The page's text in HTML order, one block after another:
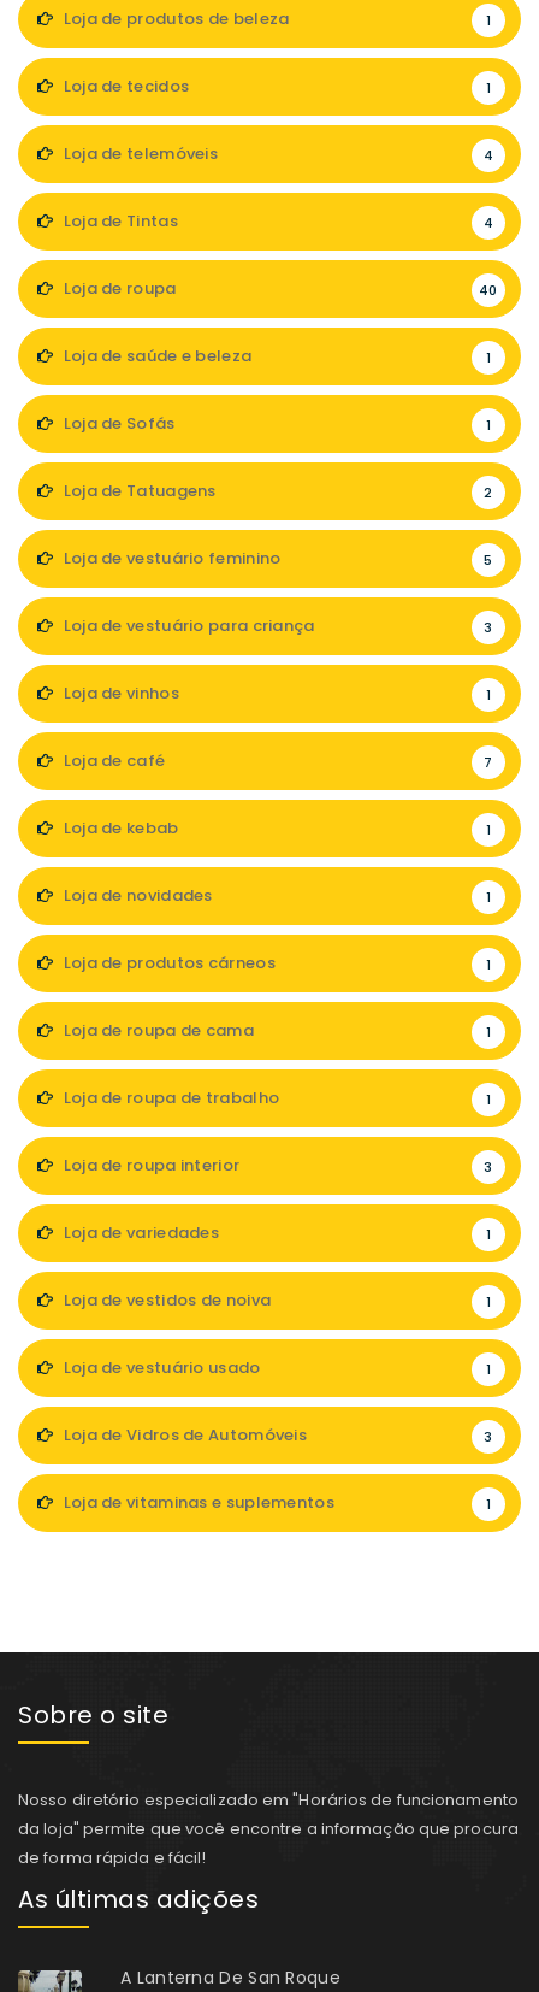
Loja de produtos de beleza 1
Loja de tecidos 1
Loja de telemóveis 4
Loja de Tintas 4
Loja de roupa 40
Loja de saúde e beleza 1
Loja de Sofás 1
Loja de Tatuagens 2
Loja de vestuário feminino 5
Loja de vestuário para criança 3
Loja de vinhos 1
Loja de café 7
Loja de kebab 1
Loja de novidades 1
Loja de produtos cárneos 1
Loja de roupa de cama 1
Loja de roupa de trabalho 1
Loja de roupa interior 3
Loja de variedades 1
Loja de vestidos de noiva 1
Loja de vestuário usado 1
Loja de Vidros de Automóveis 3
Loja de vitaminas e suplementos 1
Sobre o site
Nosso diretório especializado em "Horários de funcionamento
da loja" permite que você encontre a informação que procura
de forma rápida e fácil!
As últimas adições
A Lanterna De San Roque